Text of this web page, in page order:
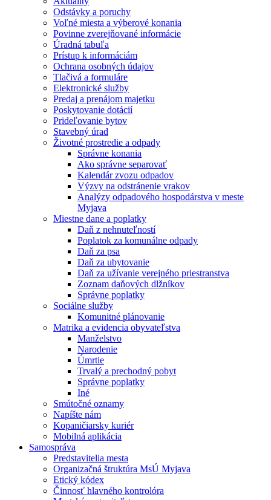
Odstávky a poruchy
Voľné miesta a výberové konania
Povinne zverejňované informácie
Úradná tabuľa
Prístup k informáciám
Ochrana osobných údajov
Tlačivá a formuláre
Elektronické služby
Predaj a prenájom majetku
Poskytovanie dotácií
Prideľovanie bytov
Stavebný úrad
Životné prostredie a odpady
Správne konania
Ako správne separovať
Kalendár zvozu odpadov
Výzvy na odstránenie vrakov
Analýzy odpadového hospodárstva v meste
Myjava
Miestne dane a poplatky
Daň z nehnuteľností
Poplatok za komunálne odpady
Daň za psa
Daň za ubytovanie
Daň za užívanie verejného priestranstva
Zoznam daňových dlžníkov
Správne poplatky
Sociálne služby
Komunitné plánovanie
Matrika a evidencia obyvateľstva
Manželstvo
Narodenie
Úmrtie
Trvalý a prechodný pobyt
Správne poplatky
Iné
Smútočné oznamy
Napíšte nám
Kopaničiarsky kuriér
Mobilná aplikácia
Samospráva
Predstavitelia mesta
Organizačná štruktúra MsÚ Myjava
Etický kódex
Činnosť hlavného kontrolóra